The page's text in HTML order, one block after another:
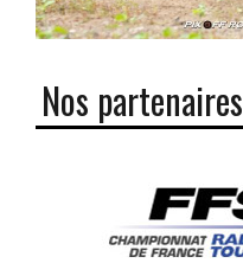
Nos partenaires